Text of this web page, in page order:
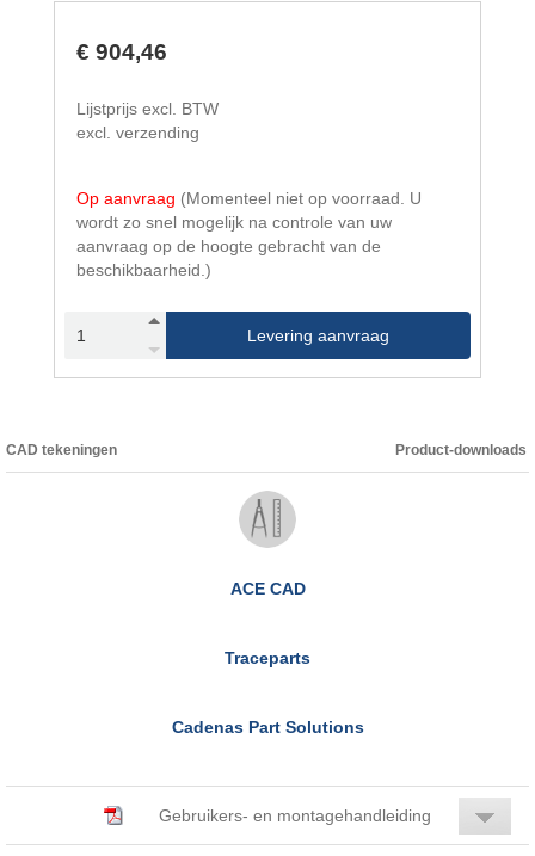
€ 904,46
Lijstprijs excl. BTW
excl. verzending
Op aanvraag (Momenteel niet op voorraad. U
wordt zo snel mogelijk na controle van uw
aanvraag op de hoogte gebracht van de
beschikbaarheid.)
Levering aanvraag
CAD tekeningen Product-downloads
ACE CAD
Traceparts
Cadenas Part Solutions
Gebruikers- en montagehandleiding